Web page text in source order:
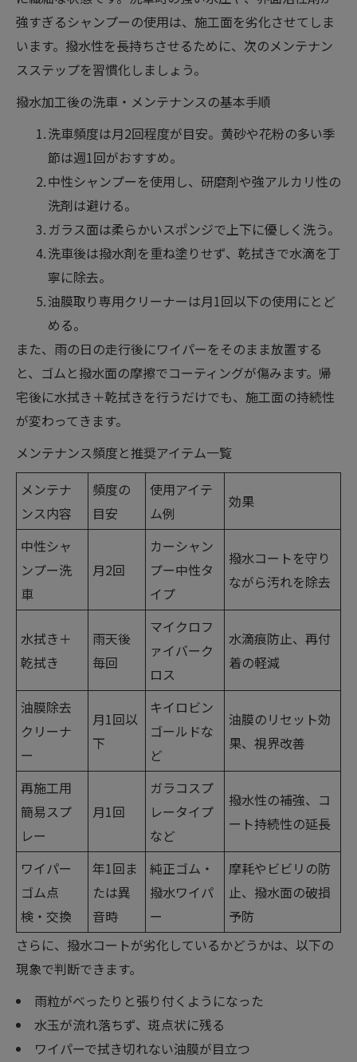
強すぎるシャンプーの使用は、施工面を劣化させてしま
います。撥水性を長持ちさせるために、次のメンテナン
スステップを習慣化しましょう。
撥水加工後の洗車・メンテナンスの基本手順
洗車頻度は月2回程度が目安。黄砂や花粉の多い季
節は週1回がおすすめ。
中性シャンプーを使用し、研磨剤や強アルカリ性の
洗剤は避ける。
ガラス面は柔らかいスポンジで上下に優しく洗う。
洗車後は撥水剤を重ね塗りせず、乾拭きで水滴を丁
寧に除去。
油膜取り専用クリーナーは月1回以下の使用にとど
める。
また、雨の日の走行後にワイパーをそのまま放置する
と、ゴムと撥水面の摩擦でコーティングが傷みます。帰
宅後に水拭き＋乾拭きを行うだけでも、施工面の持続性
が変わってきます。
メンテナンス頻度と推奨アイテム一覧
メンテナ
ンス内容
頻度の
目安
使用アイテ
ム例
効果
中性シャ
ンプー洗
車
月2回
カーシャン
プー中性タ
イプ
撥水コートを守り
ながら汚れを除去
水拭き＋
乾拭き
雨天後
毎回
マイクロフ
ァイバーク
ロス
水滴痕防止、再付
着の軽減
油膜除去
クリーナ
ー
月1回以
下
キイロビン
ゴールドな
ど
油膜のリセット効
果、視界改善
再施工用
簡易スプ
レー
月1回
ガラコスプ
レータイプ
など
撥水性の補強、コ
ート持続性の延長
ワイパー
ゴム点
検・交換
年1回ま
たは異
音時
純正ゴム・
撥水ワイパ
ー
摩耗やビビリの防
止、撥水面の破損
予防
さらに、撥水コートが劣化しているかどうかは、以下の
現象で判断できます。
雨粒がべったりと張り付くようになった
水玉が流れ落ちず、斑点状に残る
ワイパーで拭き切れない油膜が目立つ